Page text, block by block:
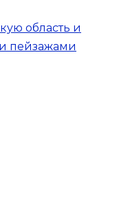
область и
пейзажами